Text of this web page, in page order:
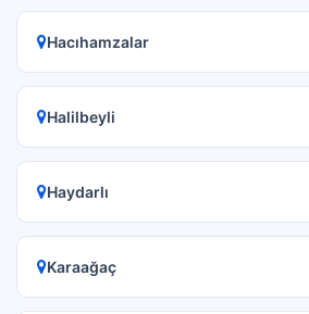
Hacıhamzalar
Halilbeyli
Haydarlı
Karaağaç